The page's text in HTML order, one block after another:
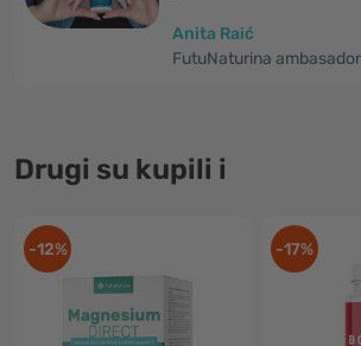
Anita Raić
FutuNaturina
Drugi su kupili i
-12% -17%